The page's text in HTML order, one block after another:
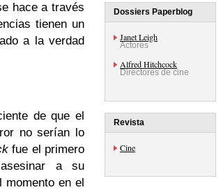
hace a través
tienen un
a la verdad
de que el
no serían lo
fue el primero
a su
momento en el
Dossiers Paperblog
Janet Leigh
Actores
Alfred Hitchcock
Directores de cine
Revista
Cine